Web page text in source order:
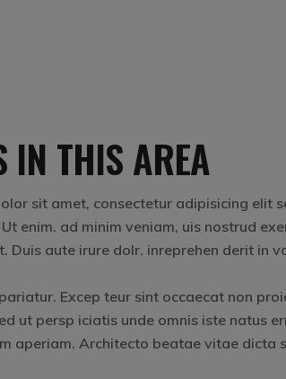
IN THIS AREA
sit amet, consectetur adipisicing elit
enim. ad minim veniam, uis nostrud
Duis aute irure dolr. inreprehen derit in
Excep teur sint occaecat non
ut persp iciatis unde omnis iste natus
aperiam. Architecto beatae vitae dicta